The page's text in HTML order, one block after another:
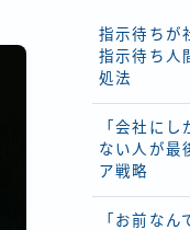
指示待ちが
指示待ち人
処法
「会社に
ない人が最
ア戦略
「お前な